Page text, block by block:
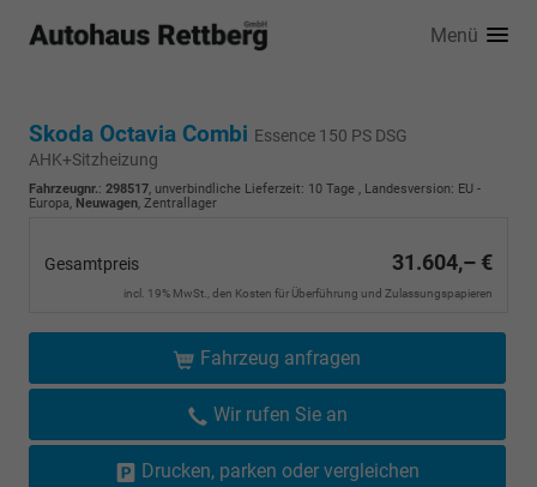
Menü
Skoda Octavia Combi Essence 150 PS DSG
AHK+Sitzheizung
Fahrzeugnr.: 298517, unverbindliche Lieferzeit: 10 Tage , Landesversion: EU -
Europa, Neuwagen, Zentrallager
Gesamtpreis 31.604,– €
incl. 19% MwSt., den Kosten für Überführung und Zulassungspapieren
Fahrzeug anfragen
Wir rufen Sie an
Drucken, parken oder vergleichen